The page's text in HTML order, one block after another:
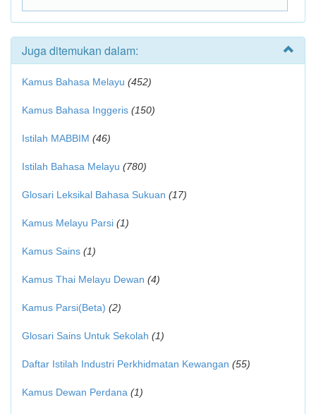
Juga ditemukan dalam:
Kamus Bahasa Melayu (452)
Kamus Bahasa Inggeris (150)
Istilah MABBIM (46)
Istilah Bahasa Melayu (780)
Glosari Leksikal Bahasa Sukuan (17)
Kamus Melayu Parsi (1)
Kamus Sains (1)
Kamus Thai Melayu Dewan (4)
Kamus Parsi(Beta) (2)
Glosari Sains Untuk Sekolah (1)
Daftar Istilah Industri Perkhidmatan Kewangan (55)
Kamus Dewan Perdana (1)